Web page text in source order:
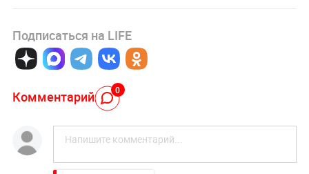
Подписаться на LIFE
Комментарий 0